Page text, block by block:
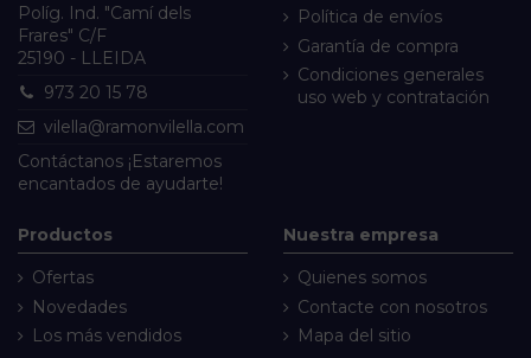
Políg. Ind. "Camí dels
Frares" C/F
25190 - LLEIDA
973 20 15 78
vilella@ramonvilella.com
Contáctanos ¡Estaremos
encantados de ayudarte!
Política de envíos
Garantía de compra
Condiciones generales
uso web y contratación
Productos
Ofertas
Novedades
Los más vendidos
Nuestra empresa
Quienes somos
Contacte con nosotros
Mapa del sitio